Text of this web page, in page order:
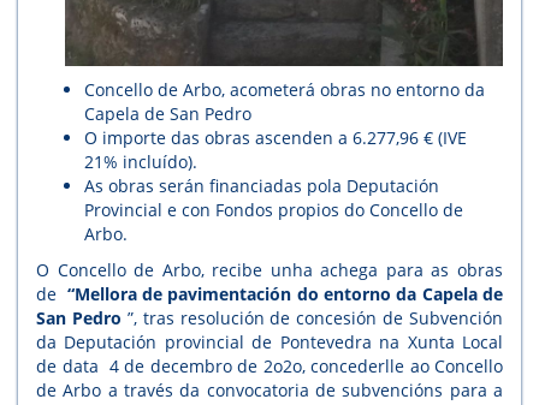
Concello de Arbo, acometerá obras no entorno da
Capela de San Pedro
O importe das obras ascenden a 6.277,96 € (IVE
21% incluído).
As obras serán financiadas pola Deputación
Provincial e con Fondos propios do Concello de
Arbo.
O Concello de Arbo, recibe unha achega para as obras
de “Mellora de pavimentación do entorno da Capela de
San Pedro ”, tras resolución de concesión de Subvención
da Deputación provincial de Pontevedra na Xunta Local
de data 4 de decembro de 2o2o, concederlle ao Concello
de Arbo a través da convocatoria de subvencións para a